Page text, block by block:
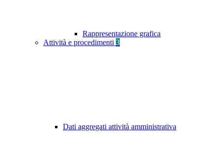
Rappresentazione grafica
Attività e procedimenti 3
Dati aggregati attività amministrativa